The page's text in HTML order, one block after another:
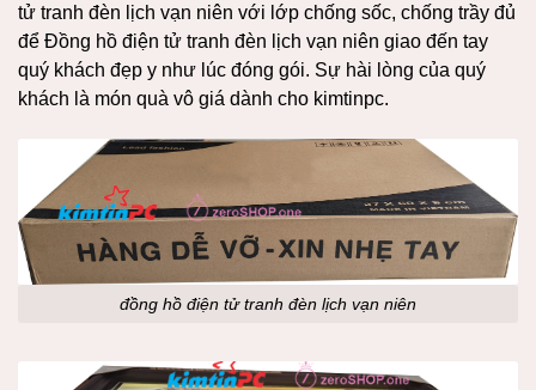
tử tranh đèn lịch vạn niên với lớp chống sốc, chống trầy đủ
để Đồng hồ điện tử tranh đèn lịch vạn niên giao đến tay
quý khách đẹp y như lúc đóng gói. Sự hài lòng của quý
khách là món quà vô giá dành cho kimtinpc.
đồng hồ điện tử tranh đèn lịch vạn niên